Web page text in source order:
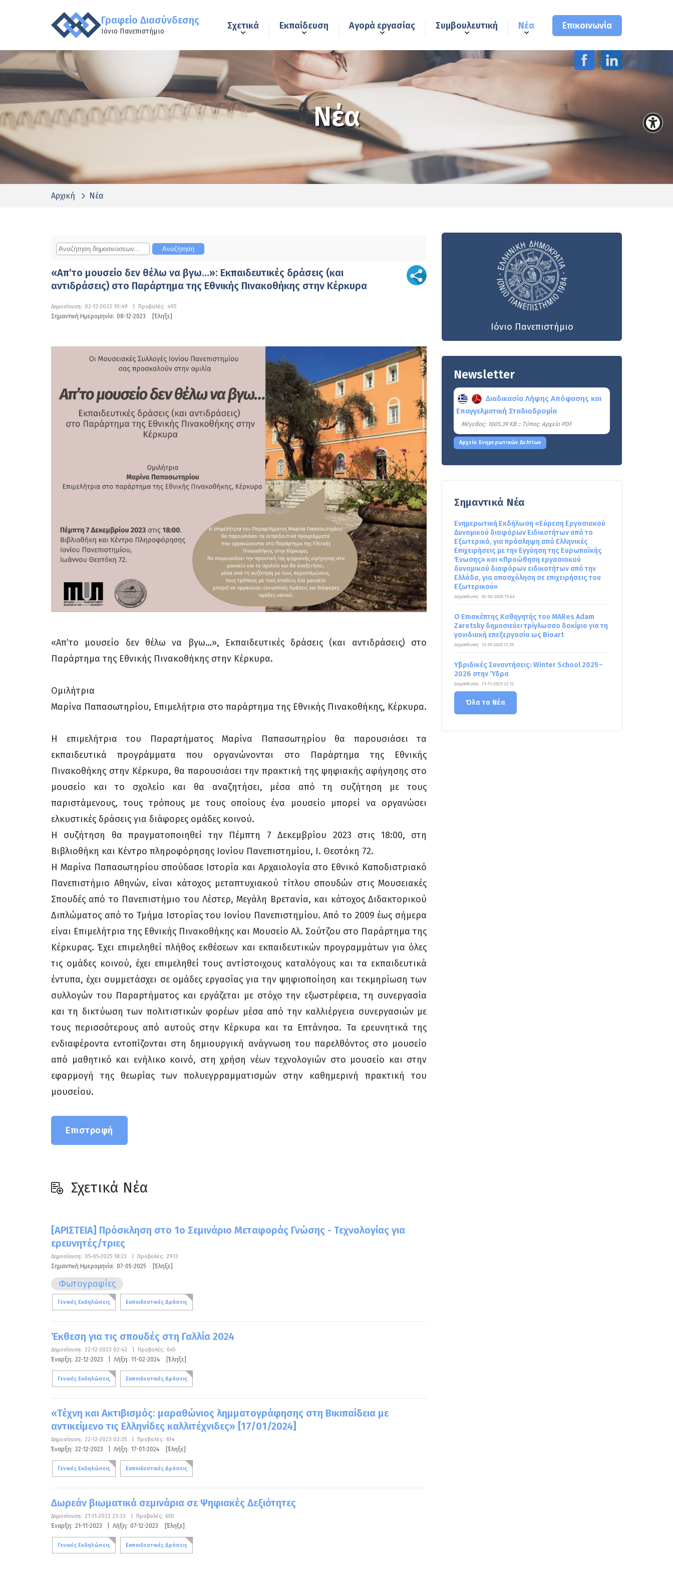
Γραφείο Διασύνδεσης
Ιόνιο Πανεπιστήμιο
Σχετικά Εκπαίδευση Αγορά εργασίας Συμβουλευτική Νέα Επικοινωνία
Νέα
Αρχική Νέα
«Απ’το μουσείο δεν θέλω να βγω…»: Εκπαιδευτικές δράσεις (και
αντιδράσεις) στο Παράρτημα της Εθνικής Πινακοθήκης στην Κέρκυρα
Δημοσίευση: 02-12-2023 10:49 Προβολές: 495
Σημαντική Ημερομηνία: 08-12-2023 [Έληξε]
«Απ’το μουσείο δεν θέλω να βγω…», Εκπαιδευτικές δράσεις (και αντιδράσεις) στο
Παράρτημα της Εθνικής Πινακοθήκης στην Κέρκυρα.
Ομιλήτρια
Μαρίνα Παπασωτηρίου, Επιμελήτρια στο παράρτημα της Εθνικής Πινακοθήκης, Κέρκυρα.
Η επιμελήτρια του Παραρτήματος Μαρίνα Παπασωτηρίου θα παρουσιάσει τα
εκπαιδευτικά προγράμματα που οργανώνονται στο Παράρτημα της Εθνικής
Πινακοθήκης στην Κέρκυρα, θα παρουσιάσει την πρακτική της ψηφιακής αφήγησης στο
μουσείο και το σχολείο και θα αναζητήσει, μέσα από τη συζήτηση με τους
παριστάμενους, τους τρόπους με τους οποίους ένα μουσείο μπορεί να οργανώσει
ελκυστικές δράσεις για διάφορες ομάδες κοινού.
Η συζήτηση θα πραγματοποιηθεί την Πέμπτη 7 Δεκεμβρίου 2023 στις 18:00, στη
Βιβλιοθήκη και Κέντρο πληροφόρησης Ιονίου Πανεπιστημίου, Ι. Θεοτόκη 72.
Η Μαρίνα Παπασωτηρίου σπούδασε Ιστορία και Αρχαιολογία στο Εθνικό Καποδιστριακό
Πανεπιστήμιο Αθηνών, είναι κάτοχος μεταπτυχιακού τίτλου σπουδών στις Μουσειακές
Σπουδές από το Πανεπιστήμιο του Λέστερ, Μεγάλη Βρετανία, και κάτοχος Διδακτορικού
Διπλώματος από το Τμήμα Ιστορίας του Ιονίου Πανεπιστημίου. Από το 2009 έως σήμερα
είναι Επιμελήτρια της Εθνικής Πινακοθήκης και Μουσείο Αλ. Σούτζου στο Παράρτημα της
Κέρκυρας. Έχει επιμεληθεί πλήθος εκθέσεων και εκπαιδευτικών προγραμμάτων για όλες
τις ομάδες κοινού, έχει επιμεληθεί τους αντίστοιχους καταλόγους και τα εκπαιδευτικά
έντυπα, έχει συμμετάσχει σε ομάδες εργασίας για την ψηφιοποίηση και τεκμηρίωση των
συλλογών του Παραρτήματος και εργάζεται με στόχο την εξωστρέφεια, τη συνεργασία
και τη δικτύωση των πολιτιστικών φορέων μέσα από την καλλιέργεια συνεργασιών με
τους περισσότερους από αυτούς στην Κέρκυρα και τα Επτάνησα. Τα ερευνητικά της
ενδιαφέροντα εντοπίζονται στη δημιουργική ανάγνωση του παρελθόντος στο μουσείο
από μαθητικό και ενήλικο κοινό, στη χρήση νέων τεχνολογιών στο μουσείο και στην
εφαρμογή της θεωρίας των πολυεγρραμματισμών στην καθημερινή πρακτική του
μουσείου.
Επιστροφή
Σχετικά Νέα
[ΑΡΙΣΤΕΙΑ] Πρόσκληση στο 1o Σεμινάριο Μεταφοράς Γνώσης - Τεχνολογίας για
ερευνητές/τριες
Δημοσίευση: 05-05-2025 18:23 Προβολές: 2913
Σημαντική Ημερομηνία: 07-05-2025 [Έληξε]
Φωτογραφίες
Γενικές Εκδηλώσεις Εκπαιδευτικές Δράσεις
Έκθεση για τις σπουδές στη Γαλλία 2024
Δημοσίευση: 22-12-2023 02:42 Προβολές: 645
Έναρξη: 22-12-2023 Λήξη: 11-02-2024 [Έληξε]
Γενικές Εκδηλώσεις Εκπαιδευτικές Δράσεις
«Τέχνη και Ακτιβισμός: μαραθώνιος λημματογράφησης στη Βικιπαίδεια με
αντικείμενο τις Ελληνίδες καλλιτέχνιδες» [17/01/2024]
Δημοσίευση: 22-12-2023 02:35 Προβολές: 614
Έναρξη: 22-12-2023 Λήξη: 17-01-2024 [Έληξε]
Γενικές Εκδηλώσεις Εκπαιδευτικές Δράσεις
Δωρεάν βιωματικά σεμινάρια σε Ψηφιακές Δεξιότητες
Δημοσίευση: 21-11-2023 23:33 Προβολές: 650
Έναρξη: 21-11-2023 Λήξη: 07-12-2023 [Έληξε]
Γενικές Εκδηλώσεις Εκπαιδευτικές Δράσεις
Ιόνιο Πανεπιστήμιο
Newsletter
Διαδικασία Λήψης Απόφασης και
Επαγγελματική Σταδιοδρομία
Mέγεθος: 1005.39 KB :: Τύπος: Αρχείο PDF
Αρχείο Ενημερωτικών Δελτίων
Σημαντικά Νέα
Ενημερωτική Εκδήλωση «Εύρεση Εργασιακού
Δυναμικού διαφόρων Ειδικοτήτων από το
Εξωτερικό, για πρόσληψη από Ελληνικές
Επιχειρήσεις με την Εγγύηση της Ευρωπαϊκής
Ένωσης» και «Προώθηση εργασιακού
δυναμικού διαφόρων ειδικοτήτων από την
Ελλάδα, για απασχόληση σε επιχειρήσεις του
Εξωτερικού»
Δημοσίευση: 02-02-2026 15:44
Ο Επισκέπτης Καθηγητής του MARes Adam
Zaretsky δημοσιεύει τρίγλωσσο δοκίμιο για τη
γονιδιακή επεξεργασία ως Bioart
Δημοσίευση: 12-01-2026 12:35
Υβριδικές Συναντήσεις: Winter School 2025–
2026 στην Ύδρα
Δημοσίευση: 21-11-2025 22:12
Όλα τα Νέα